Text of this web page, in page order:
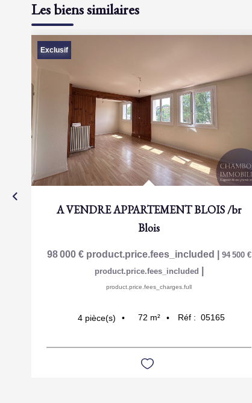
Les biens similaires
Exclusif
A VENDRE APPARTEMENT BLOIS/br
Blois
98 000 € product.price.fees_included
94 500 €
product.price.fees_included
product.price.fees_charges.full
4 pièce(s) 72 m² Réf : 05165